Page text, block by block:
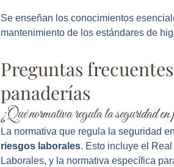
Se enseñan los conocimientos
mantenimiento de los estándares de
Preguntas
panaderías
¿Qué normativa regula la seguridad en
La normativa que regula la seguridad
riesgos laborales. Esto incluye el
Laborales, y la normativa específica